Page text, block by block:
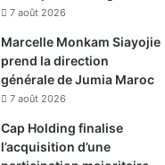
7 août 2026
Marcelle Monkam Siayojie
prend la direction
générale de Jumia Maroc
7 août 2026
Cap Holding finalise
l’acquisition d’une